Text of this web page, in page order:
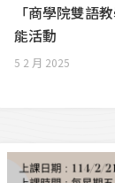
「商學院雙語
能活動
5 2 月 2025